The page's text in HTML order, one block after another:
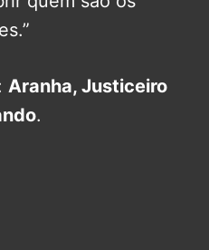
Aranha, Justiceiro
.